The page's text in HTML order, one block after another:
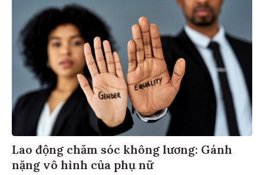
Lao động chăm sóc không lương: Gánh
nặng vô hình của phụ nữ